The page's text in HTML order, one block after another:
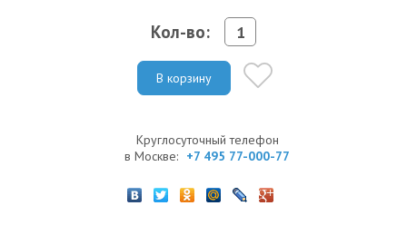
Кол-во:
В корзину
Круглосуточный телефон
в Москве: +7 495 77-000-77